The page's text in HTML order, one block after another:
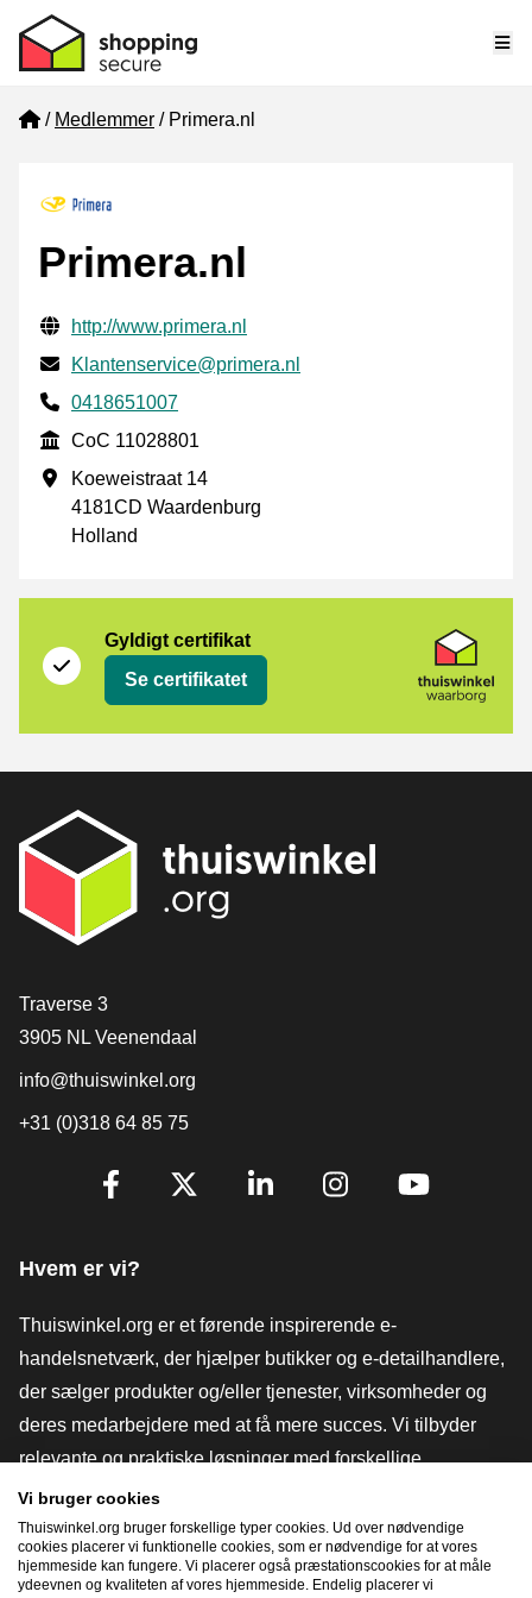
Home
Medlemmer Primera.nl
Primera.nl
Verificerede kontaktoplysninger
Website URL
http://www.primera.nl
E-mail
Klantenservice@primera.nl
Phone number
0418651007
CoC
CoC 11028801
Forretningsadresse
Koeweistraat 14
4181CD Waardenburg
Holland
Gyldigt certifikat
Se certifikatet
[_General:Contact]
Traverse 3
3905 NL Veenendaal
info@thuiswinkel.org
+31 (0)318 64 85 75
[_General:SocialMediaTitle]
Hvem er vi?
Thuiswinkel.org er et førende inspirerende e-
handelsnetværk, der hjælper butikker og e-detailhandlere,
der sælger produkter og/eller tjenester, virksomheder og
deres medarbejdere med at få mere succes. Vi tilbyder
relevante og praktiske løsninger med forskellige
tillidsmærker, Thuiswinkel-anmeldelser, juridiske værktøjer
og rådgivning, fortalervirksomhed, markedsundersøgelser
og har vores egen uddannelsesplatform, Thuiswinkel e-
Academy.
Vi bruger cookies
Thuiswinkel.org bruger forskellige typer cookies. Ud over nødvendige
cookies placerer vi funktionelle cookies, som er nødvendige for at vores
hjemmeside kan fungere. Vi placerer også præstationscookies for at måle
ydeevnen og kvaliteten af ​​vores hjemmeside. Endelig placerer vi